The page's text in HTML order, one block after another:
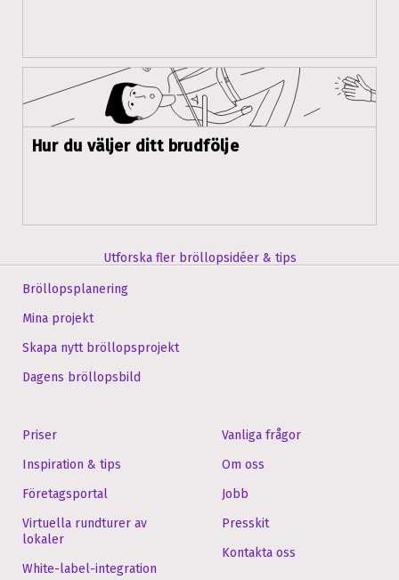
Hur du väljer ditt brudfölje
Utforska fler bröllopsidéer & tips
Bröllopsplanering
Mina projekt
Skapa nytt bröllopsprojekt
Dagens bröllopsbild
Priser
Inspiration & tips
Företagsportal
Virtuella rundturer av
lokaler
White-label-integration
Vanliga frågor
Om oss
Jobb
Presskit
Kontakta oss